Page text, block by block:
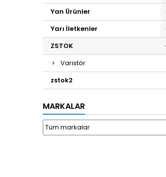
Yan Ürünler
Yarı İletkenler
ZSTOK
Varistör
zstok2
MARKALAR